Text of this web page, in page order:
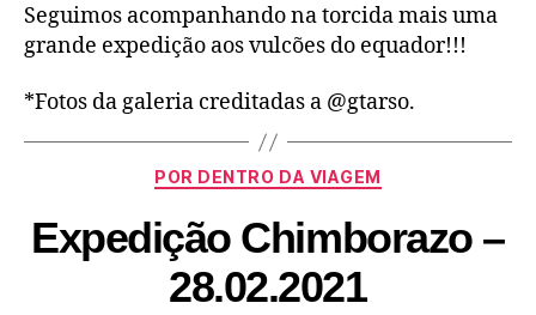
Seguimos acompanhando na torcida mais uma
grande expedição aos vulcões do equador!!!
*Fotos da galeria creditadas a @gtarso.
POR DENTRO DA VIAGEM
Expedição Chimborazo –
28.02.2021